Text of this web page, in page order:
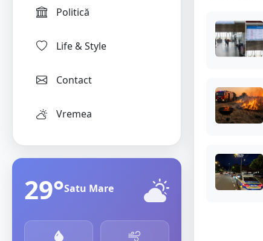
Politică
Life & Style
Contact
Vremea
29°Satu Mare